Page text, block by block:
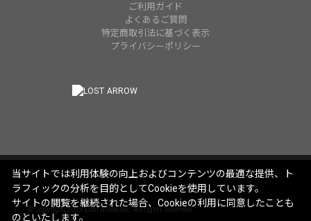
ご利用ガイド
よくあるご質問
特定商取引法に基づく表示
プライバシーポリシー
© Copyright 2025 Lost Arrow,Inc. All rights reserved.
当サイトでは利用体験の向上およびコンテンツの最適な提供、ト
ラフィックの分析を目的としてCookieを使用しています。
サイトの閲覧を継続された場合、Cookieの利用に同意したことも
のといたします。